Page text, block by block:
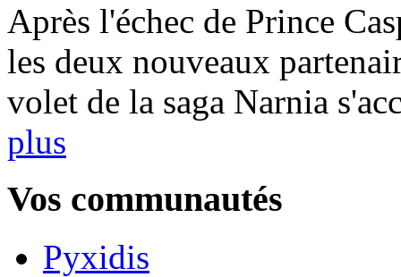
Après l'échec de Prince
les deux nouveaux
volet de la saga Narnia
plus
Vos communautés
Pyxidis